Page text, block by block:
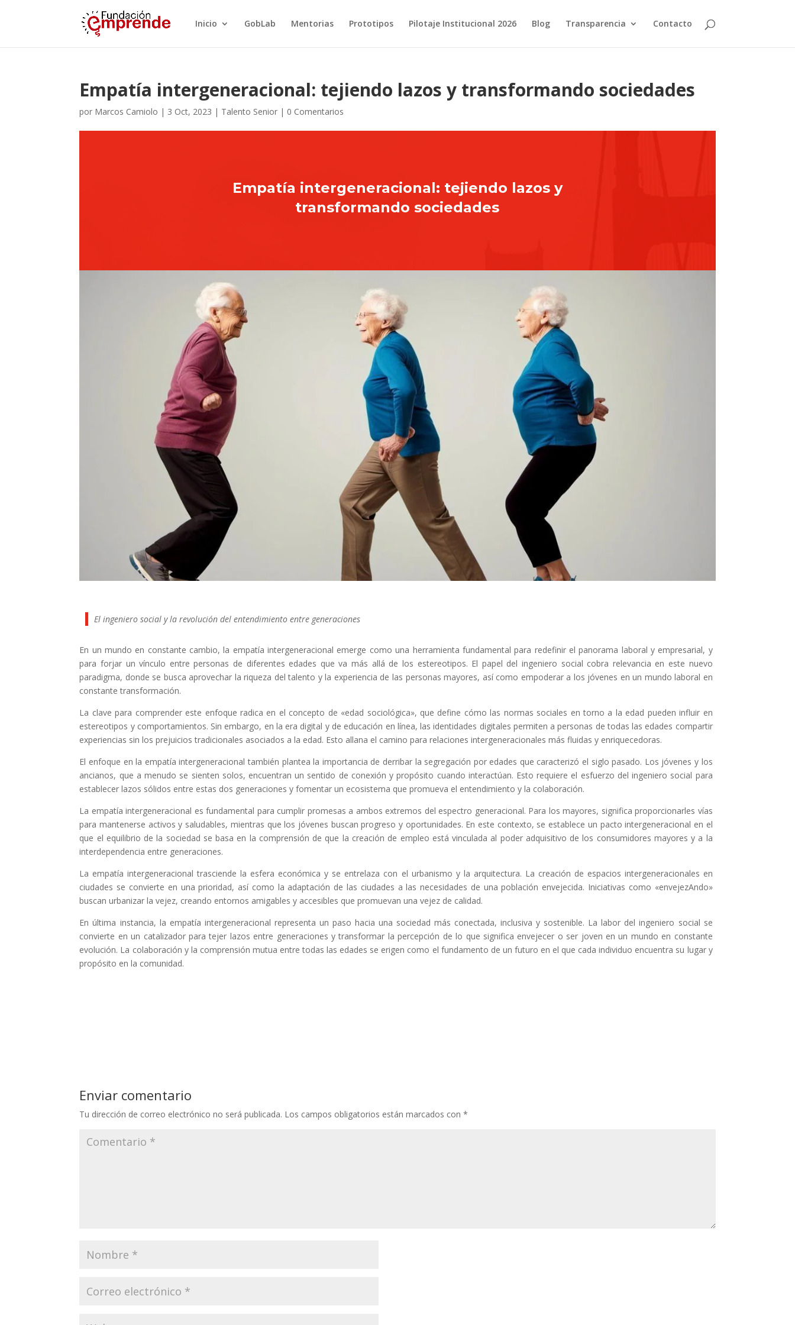
Inicio GobLab Mentorias Prototipos Pilotaje Institucional 2026 Blog Transparencia Contacto
Empatía intergeneracional: tejiendo lazos y transformando sociedades
por Marcos Camiolo | 3 Oct, 2023 | Talento Senior | 0 Comentarios
Empatía intergeneracional: tejiendo lazos y
transformando sociedades
El ingeniero social y la revolución del entendimiento entre generaciones
En un mundo en constante cambio, la empatía intergeneracional emerge como una herramienta fundamental para redefinir el panorama laboral y empresarial, y
para forjar un vínculo entre personas de diferentes edades que va más allá de los estereotipos. El papel del ingeniero social cobra relevancia en este nuevo
paradigma, donde se busca aprovechar la riqueza del talento y la experiencia de las personas mayores, así como empoderar a los jóvenes en un mundo laboral en
constante transformación.
La clave para comprender este enfoque radica en el concepto de «edad sociológica», que define cómo las normas sociales en torno a la edad pueden influir en
estereotipos y comportamientos. Sin embargo, en la era digital y de educación en línea, las identidades digitales permiten a personas de todas las edades compartir
experiencias sin los prejuicios tradicionales asociados a la edad. Esto allana el camino para relaciones intergeneracionales más fluidas y enriquecedoras.
El enfoque en la empatía intergeneracional también plantea la importancia de derribar la segregación por edades que caracterizó el siglo pasado. Los jóvenes y los
ancianos, que a menudo se sienten solos, encuentran un sentido de conexión y propósito cuando interactúan. Esto requiere el esfuerzo del ingeniero social para
establecer lazos sólidos entre estas dos generaciones y fomentar un ecosistema que promueva el entendimiento y la colaboración.
La empatía intergeneracional es fundamental para cumplir promesas a ambos extremos del espectro generacional. Para los mayores, significa proporcionarles vías
para mantenerse activos y saludables, mientras que los jóvenes buscan progreso y oportunidades. En este contexto, se establece un pacto intergeneracional en el
que el equilibrio de la sociedad se basa en la comprensión de que la creación de empleo está vinculada al poder adquisitivo de los consumidores mayores y a la
interdependencia entre generaciones.
La empatía intergeneracional trasciende la esfera económica y se entrelaza con el urbanismo y la arquitectura. La creación de espacios intergeneracionales en
ciudades se convierte en una prioridad, así como la adaptación de las ciudades a las necesidades de una población envejecida. Iniciativas como «envejezAndo»
buscan urbanizar la vejez, creando entornos amigables y accesibles que promuevan una vejez de calidad.
En última instancia, la empatía intergeneracional representa un paso hacia una sociedad más conectada, inclusiva y sostenible. La labor del ingeniero social se
convierte en un catalizador para tejer lazos entre generaciones y transformar la percepción de lo que significa envejecer o ser joven en un mundo en constante
evolución. La colaboración y la comprensión mutua entre todas las edades se erigen como el fundamento de un futuro en el que cada individuo encuentra su lugar y
propósito en la comunidad.
Enviar comentario
Tu dirección de correo electrónico no será publicada. Los campos obligatorios están marcados con*